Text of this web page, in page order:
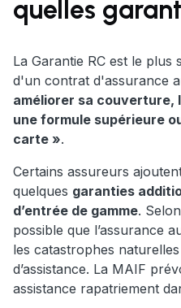
quelles
La Garantie RC est le plus
d'un contrat d'assurance
améliorer sa couverture,
une formule supérieure
carte ».
Certains assureurs
quelques garanties
d’entrée de gamme.
possible que l’assurance
les catastrophes
d’assistance. La MAIF
assistance rapatriement